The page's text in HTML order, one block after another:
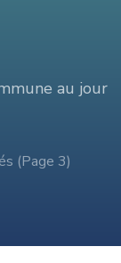
au jour
(Page 3)